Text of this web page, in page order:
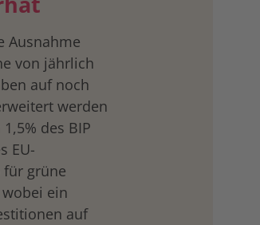
Ausnahme
von jährlich
auf noch
werden
des BIP
EU-
für grüne
ein
auf